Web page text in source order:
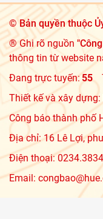
©Bản quyền thuộc
® Ghi rõ nguồn
thông tin từ website
Đang trực tuyến:55
Thiết kế và xây dựng:
Công báo thành phố
Địa chỉ: 16 Lê Lợi,
Điện thoại:
Email: